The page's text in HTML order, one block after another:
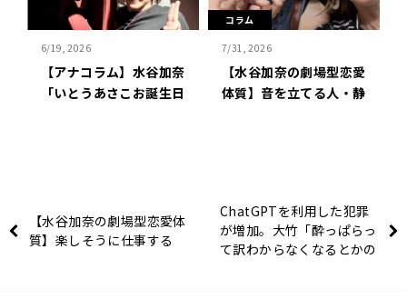
6/19, 2026
【アナコラム】水谷加奈
「いとうあさこお誕生日
コラム
7/31, 2026
【水谷加奈の劇場型恋愛
体質】音を立てる人・静
【水谷加奈の劇場型恋愛体
質】楽しそうに仕事する
ChatGPTを利用した犯罪
が増加。大竹「酔っぱらっ
て訳わからなくなるとかの